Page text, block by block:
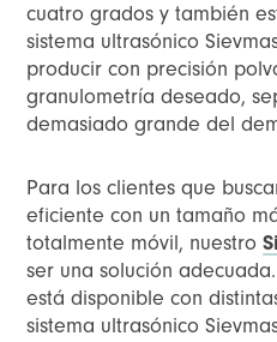
cuatro grados y también
sistema ultrasónico
producir con precisión
granulometría deseado,
demasiado grande del
Para los clientes que
eficiente con un tamaño
totalmente móvil, nuestro
ser una solución
está disponible con
sistema ultrasónico